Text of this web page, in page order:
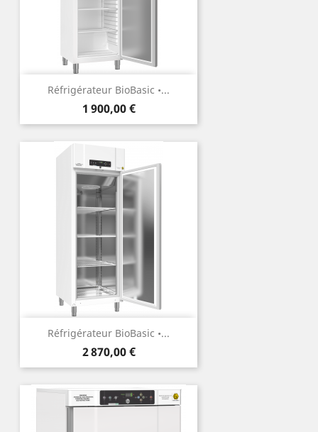
Réfrigérateur BioBasic •...
Prix
1 900,00 €
Réfrigérateur BioBasic •...
Prix
2 870,00 €